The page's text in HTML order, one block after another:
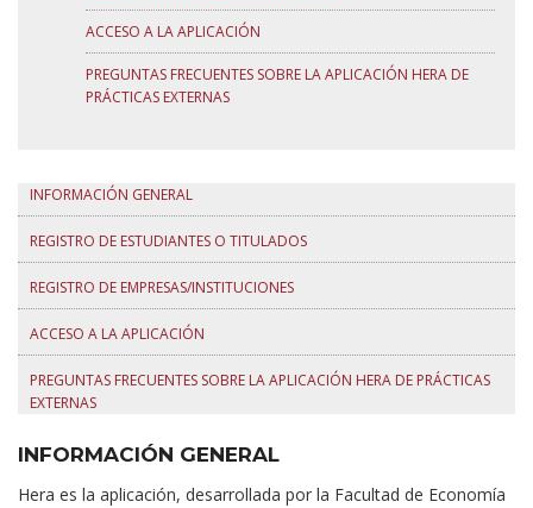
ACCESO A LA APLICACIÓN
PREGUNTAS FRECUENTES SOBRE LA APLICACIÓN HERA DE
PRÁCTICAS EXTERNAS
INFORMACIÓN GENERAL
REGISTRO DE ESTUDIANTES O TITULADOS
REGISTRO DE EMPRESAS/INSTITUCIONES
ACCESO A LA APLICACIÓN
PREGUNTAS FRECUENTES SOBRE LA APLICACIÓN HERA DE PRÁCTICAS
EXTERNAS
INFORMACIÓN GENERAL
Hera es la aplicación, desarrollada por la Facultad de Economía